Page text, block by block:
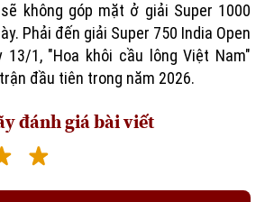
sẽ không góp mặt ở giải Super 1000
Phải đến giải Super 750 India Open
1, "Hoa khôi cầu lông Việt Nam"
đầu tiên trong năm 2026.
đánh giá bài viết